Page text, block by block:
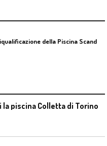
la piscina Colletta di Torino